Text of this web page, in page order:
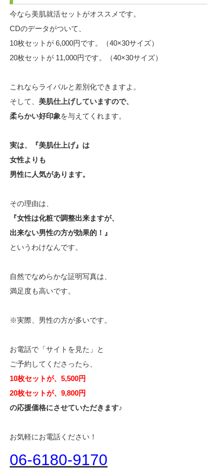
今なら美肌就活セットがオススメです。
CDのデータがついて、
10枚セットが 6,000円です。（40×30サイズ）
20枚セットが 11,000円です。（40×30サイズ）
これならライバルと差別化できますよ。
そして、 美肌仕上げしていますので、
柔らかい好印象を与えてくれます。
実は、『美肌仕上げ』は
女性よりも
男性に人気があります。
その理由は、
『女性は化粧で調整出来ますが、
出来ない男性の方が効果的！』
というわけなんです。
自然でなめらかな証明写真は、
満足度も高いです。
※実際、男性の方が多いです。
お電話で「サイトを見た」と
ご予約してくださったら、
10枚セットが、5,500円
20枚セットが、9,800円
の応援価格にさせていただきます♪
お気軽にお電話ください！
06-6180-9170